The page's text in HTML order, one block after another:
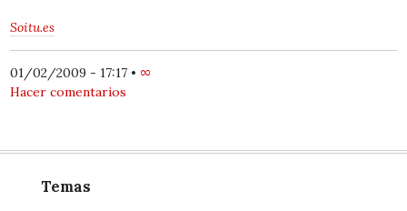
Soitu.es
01/02/2009 - 17:17 • ∞
Hacer comentarios
Temas